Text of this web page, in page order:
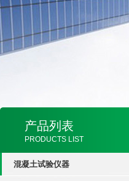
产品列表
PRODUCTS LIST
混凝土试验仪器